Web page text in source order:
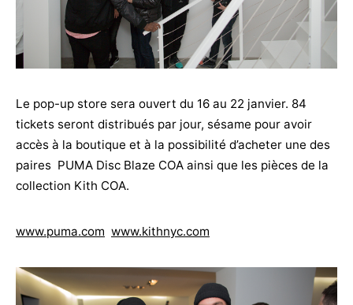
Le pop-up store sera ouvert du 16 au 22 janvier. 84
tickets seront distribués par jour, sésame pour avoir
accès à la boutique et à la possibilité d’acheter une des
paires PUMA Disc Blaze COA ainsi que les pièces de la
collection Kith COA.
www.puma.com www.kithnyc.com